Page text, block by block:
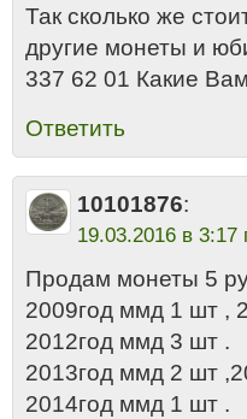
Так сколько же
другие монеты и
337 62 01 Какие
Ответить
10101876:
19.03.2016 в 3:17
Продам монеты 5
2009год ммд 1 шт ,
2012год ммд 3 шт .
2013год ммд 2 шт
2014год ммд 1 шт .